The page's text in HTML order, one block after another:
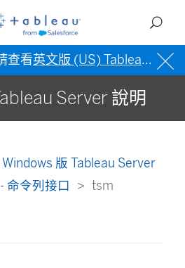
查看英文版 (US) Tableau 說明
Server 說明
Windows 版 Tableau Server
命令列接口
tsm